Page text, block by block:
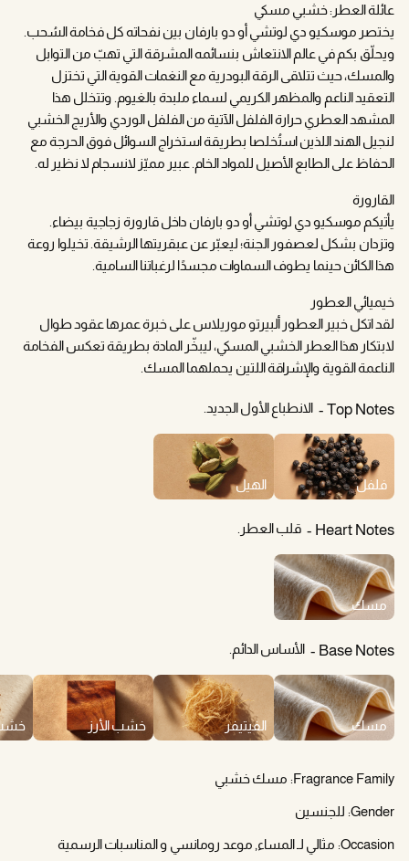
عائلة العطر: خشبي مسكي
يختصر موسكيو دي لوتشي أو دو بارفان بين نفحاته كل فخامة السُحب.
ويحلّق بكم في عالم الانتعاش بنسائمه المشرقة التي تهبّ من التوابل
والمسك، حيث تتلاقى الرقة البودرية مع النغمات القوية التي تختزل
التعقيد الناعم والمظهر الكريمي لسماء ملبدة بالغيوم. وتتخلل هذا
المشهد العطري حرارة الفلفل الآتية من الفلفل الوردي والأريج الخشبي
لنجيل الهند اللذين استُخلصا بطريقة استخراج السوائل فوق الحرجة مع
الحفاظ على الطابع الأصيل للمواد الخام. عبير مميّز لانسجام لا نظير له.
القارورة
يأتيكم موسكيو دي لوتشي أو دو بارفان داخل قارورة زجاجية بيضاء.
وتزدان بشكل لعصفور الجنة؛ ليعبّر عن عبقريتها الرشيقة. تخيلوا روعة
هذا الكائن حينما يطوف السماوات مجسدًا لرغباتنا السامية.
خيميائي العطور
لقد اتكل خبير العطور ألبيرتو موريلاس على خبرة عمرها عقود طوال
لابتكار هذا العطر الخشبي المسكي، ليبخّر المادة بطريقة تعكس الفخامة
الناعمة القوية والإشراقة اللتين يحملهما المسك.
Top Notes الانطباع الأول الجديد.
فلفل الهيل
Heart Notes قلب العطر.
مسك
Base Notes الأساس الدائم.
مسك الفيتيفر خشب الأرز
Fragrance Family: مسك خشبي
Gender: للجنسين
Occasion: مثالي لـ المساء, موعد رومانسي و المناسبات الرسمية